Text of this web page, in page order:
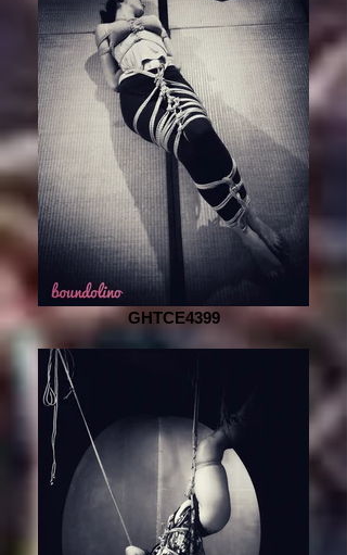
GHTCE4399